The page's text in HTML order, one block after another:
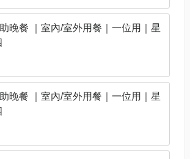
晚餐 ｜室內/室外用餐｜一位用｜星
晚餐 ｜室內/室外用餐｜一位用｜星